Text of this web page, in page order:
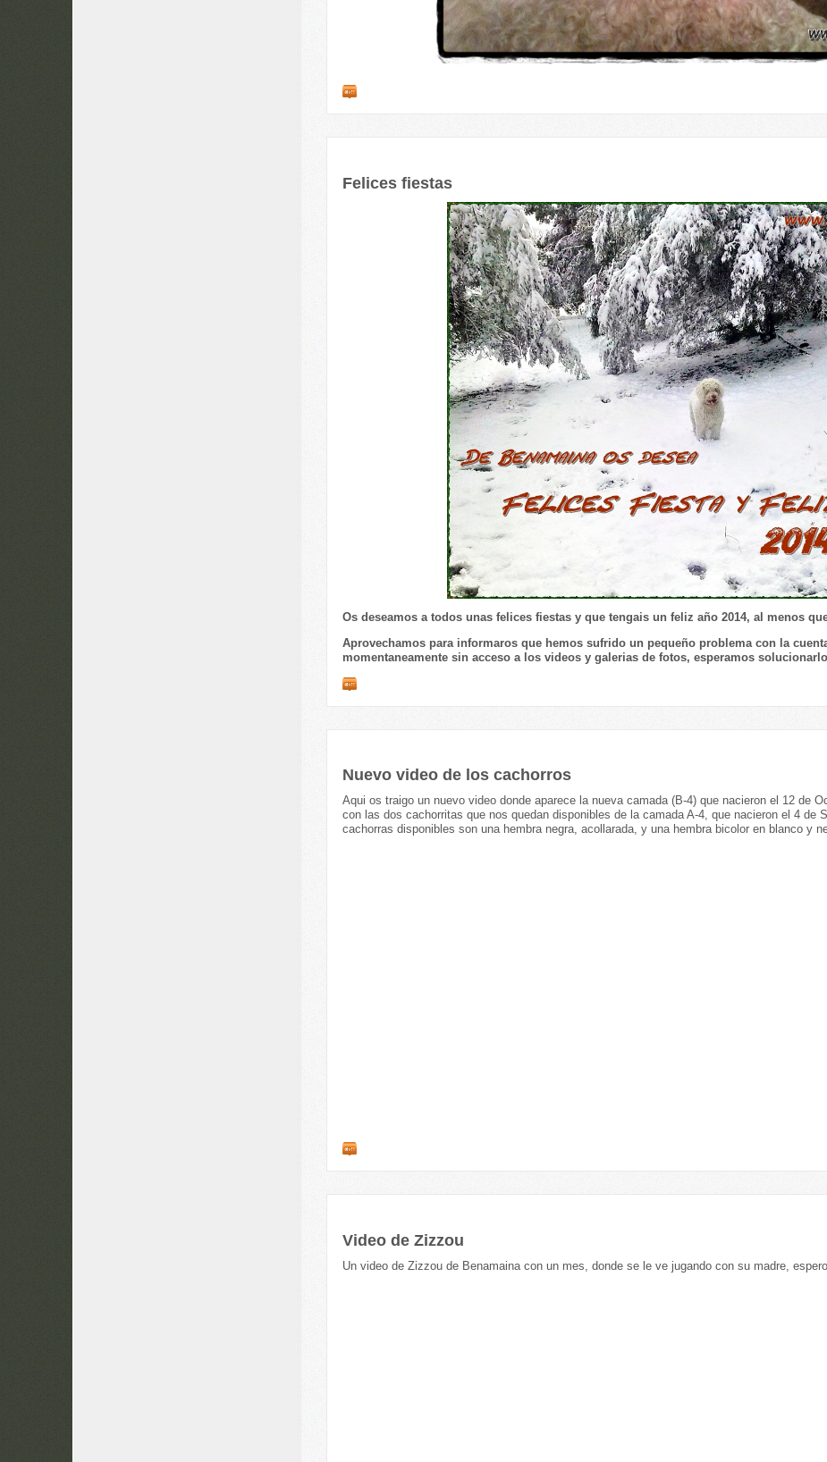
Felices fiestas
Os deseamos a todos unas felices fiestas y que tengais un feliz año 2014, al menos
Aprovechamos para informaros que hemos sufrido un pequeño problema con la
momentaneamente sin acceso a los videos y galerias de fotos, esperamos
Nuevo video de los cachorros
Aqui os traigo un nuevo video donde aparece la nueva camada (B-4) que nacieron el 12 de
con las dos cachorritas que nos quedan disponibles de la camada A-4, que nacieron el 4 de
cachorras disponibles son una hembra negra, acollarada, y una hembra bicolor en blanco y
Video de Zizzou
Un video de Zizzou de Benamaina con un mes, donde se le ve jugando con su madre,